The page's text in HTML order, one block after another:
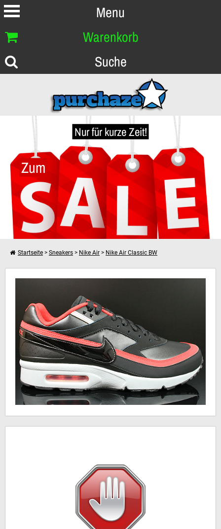
Menu
Warenkorb
Suche
Nur für kurze Zeit!
Zum
Dein Warenkorb ist leer!
Weiter einkaufen
Startseite > Sneakers > Nike Air > Nike Air Classic BW
Nike Air Classic BW